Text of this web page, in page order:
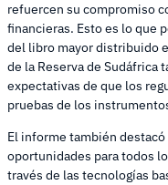
refuercen su compromiso
financieras. Esto es lo que
del libro mayor distribuido
de la Reserva de Sudáfrica
expectativas de que los
pruebas de los
El informe también
oportunidades para todos
través de las tecnologías